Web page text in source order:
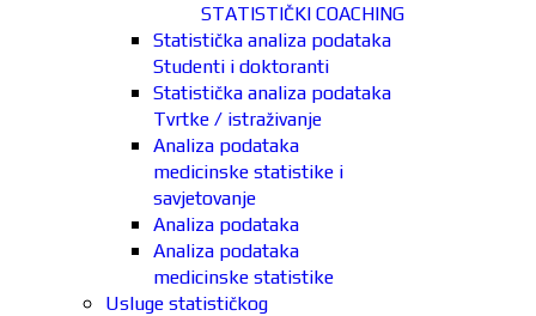
STATISTIČKI COACHING
Statistička analiza podataka
Studenti i doktoranti
Statistička analiza podataka
Tvrtke / istraživanje
Analiza podataka
medicinske statistike i
savjetovanje
Analiza podataka
Analiza podataka
medicinske statistike
Usluge statističkog